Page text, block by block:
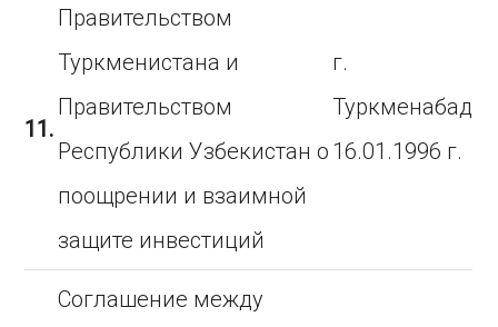
11.
Правительством
Туркменистана и
Правительством
Республики Узбекистан о
поощрении и взаимной
защите инвестиций
г.
Туркменабад
16.01.1996 г.
Соглашение между